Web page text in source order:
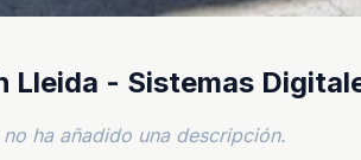
Lleida - Sistemas
ha añadido una descripción.